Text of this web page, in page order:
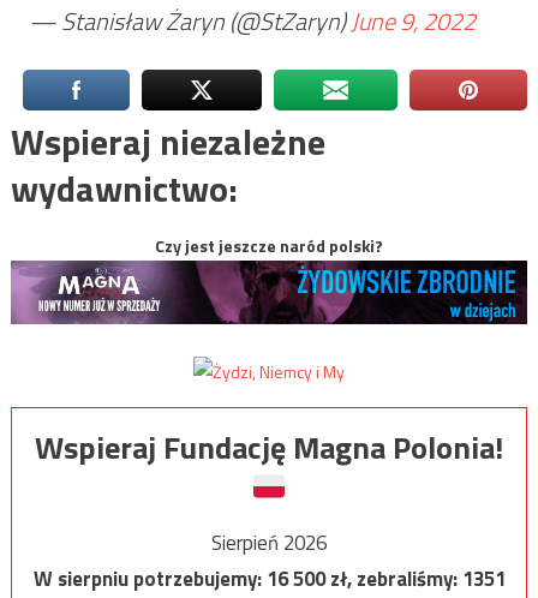
— Stanisław Żaryn (@StZaryn)June 9, 2022
Wspieraj niezależne
wydawnictwo:
Czy jest jeszcze naród polski?
Wspieraj Fundację Magna Polonia!
Sierpień 2026
W sierpniu potrzebujemy:16 500zł, zebraliśmy:1351